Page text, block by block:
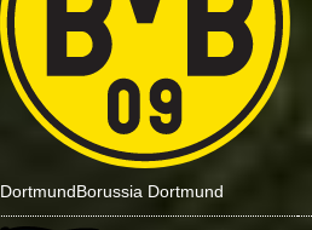
DortmundBorussia Dortmund